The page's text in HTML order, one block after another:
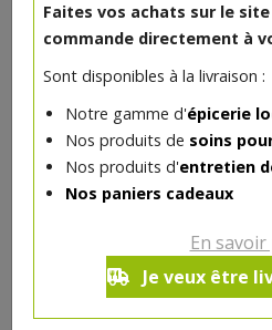
Faites vos achats sur le
commande directement à
Sont disponibles à la livraison :
Notre gamme d'épicerie
Nos produits de soins
Nos produits d'entretien
Nos paniers cadeaux
En savoir
Je veux être
Anti cernes liquide
AVRIL
10€
Réception souhaitée le